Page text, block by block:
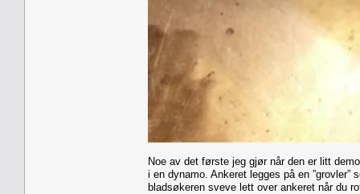
Noe av det første jeg gjør når den er litt
i en dynamo. Ankeret legges på en
bladsøkeren sveve lett over ankeret når du